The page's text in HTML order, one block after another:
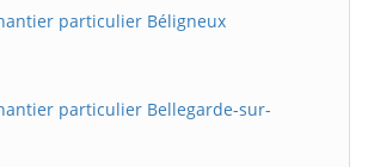
particulier Béligneux
particulier Bellegarde-sur-